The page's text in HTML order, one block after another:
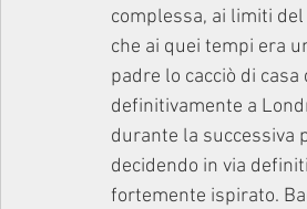
complessa, ai limiti
che ai quei tempi era
padre lo cacciò di
definitivamente a
durante la successiva
decidendo in via
fortemente ispirato.